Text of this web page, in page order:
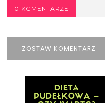
0 KOMENTARZE
ZOSTAW KOMENTARZ